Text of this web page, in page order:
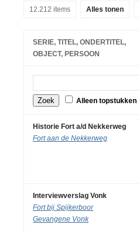
12.212 items Alles tonen
SERIE, TITEL, ONDERTITEL,
OBJECT, PERSOON
Alleen topstukken
Historie Fort a/d Nekkerweg
Fort aan de Nekkerweg
Interviewverslag Vonk
Fort bij Spijkerboor
Gevangene Vonk